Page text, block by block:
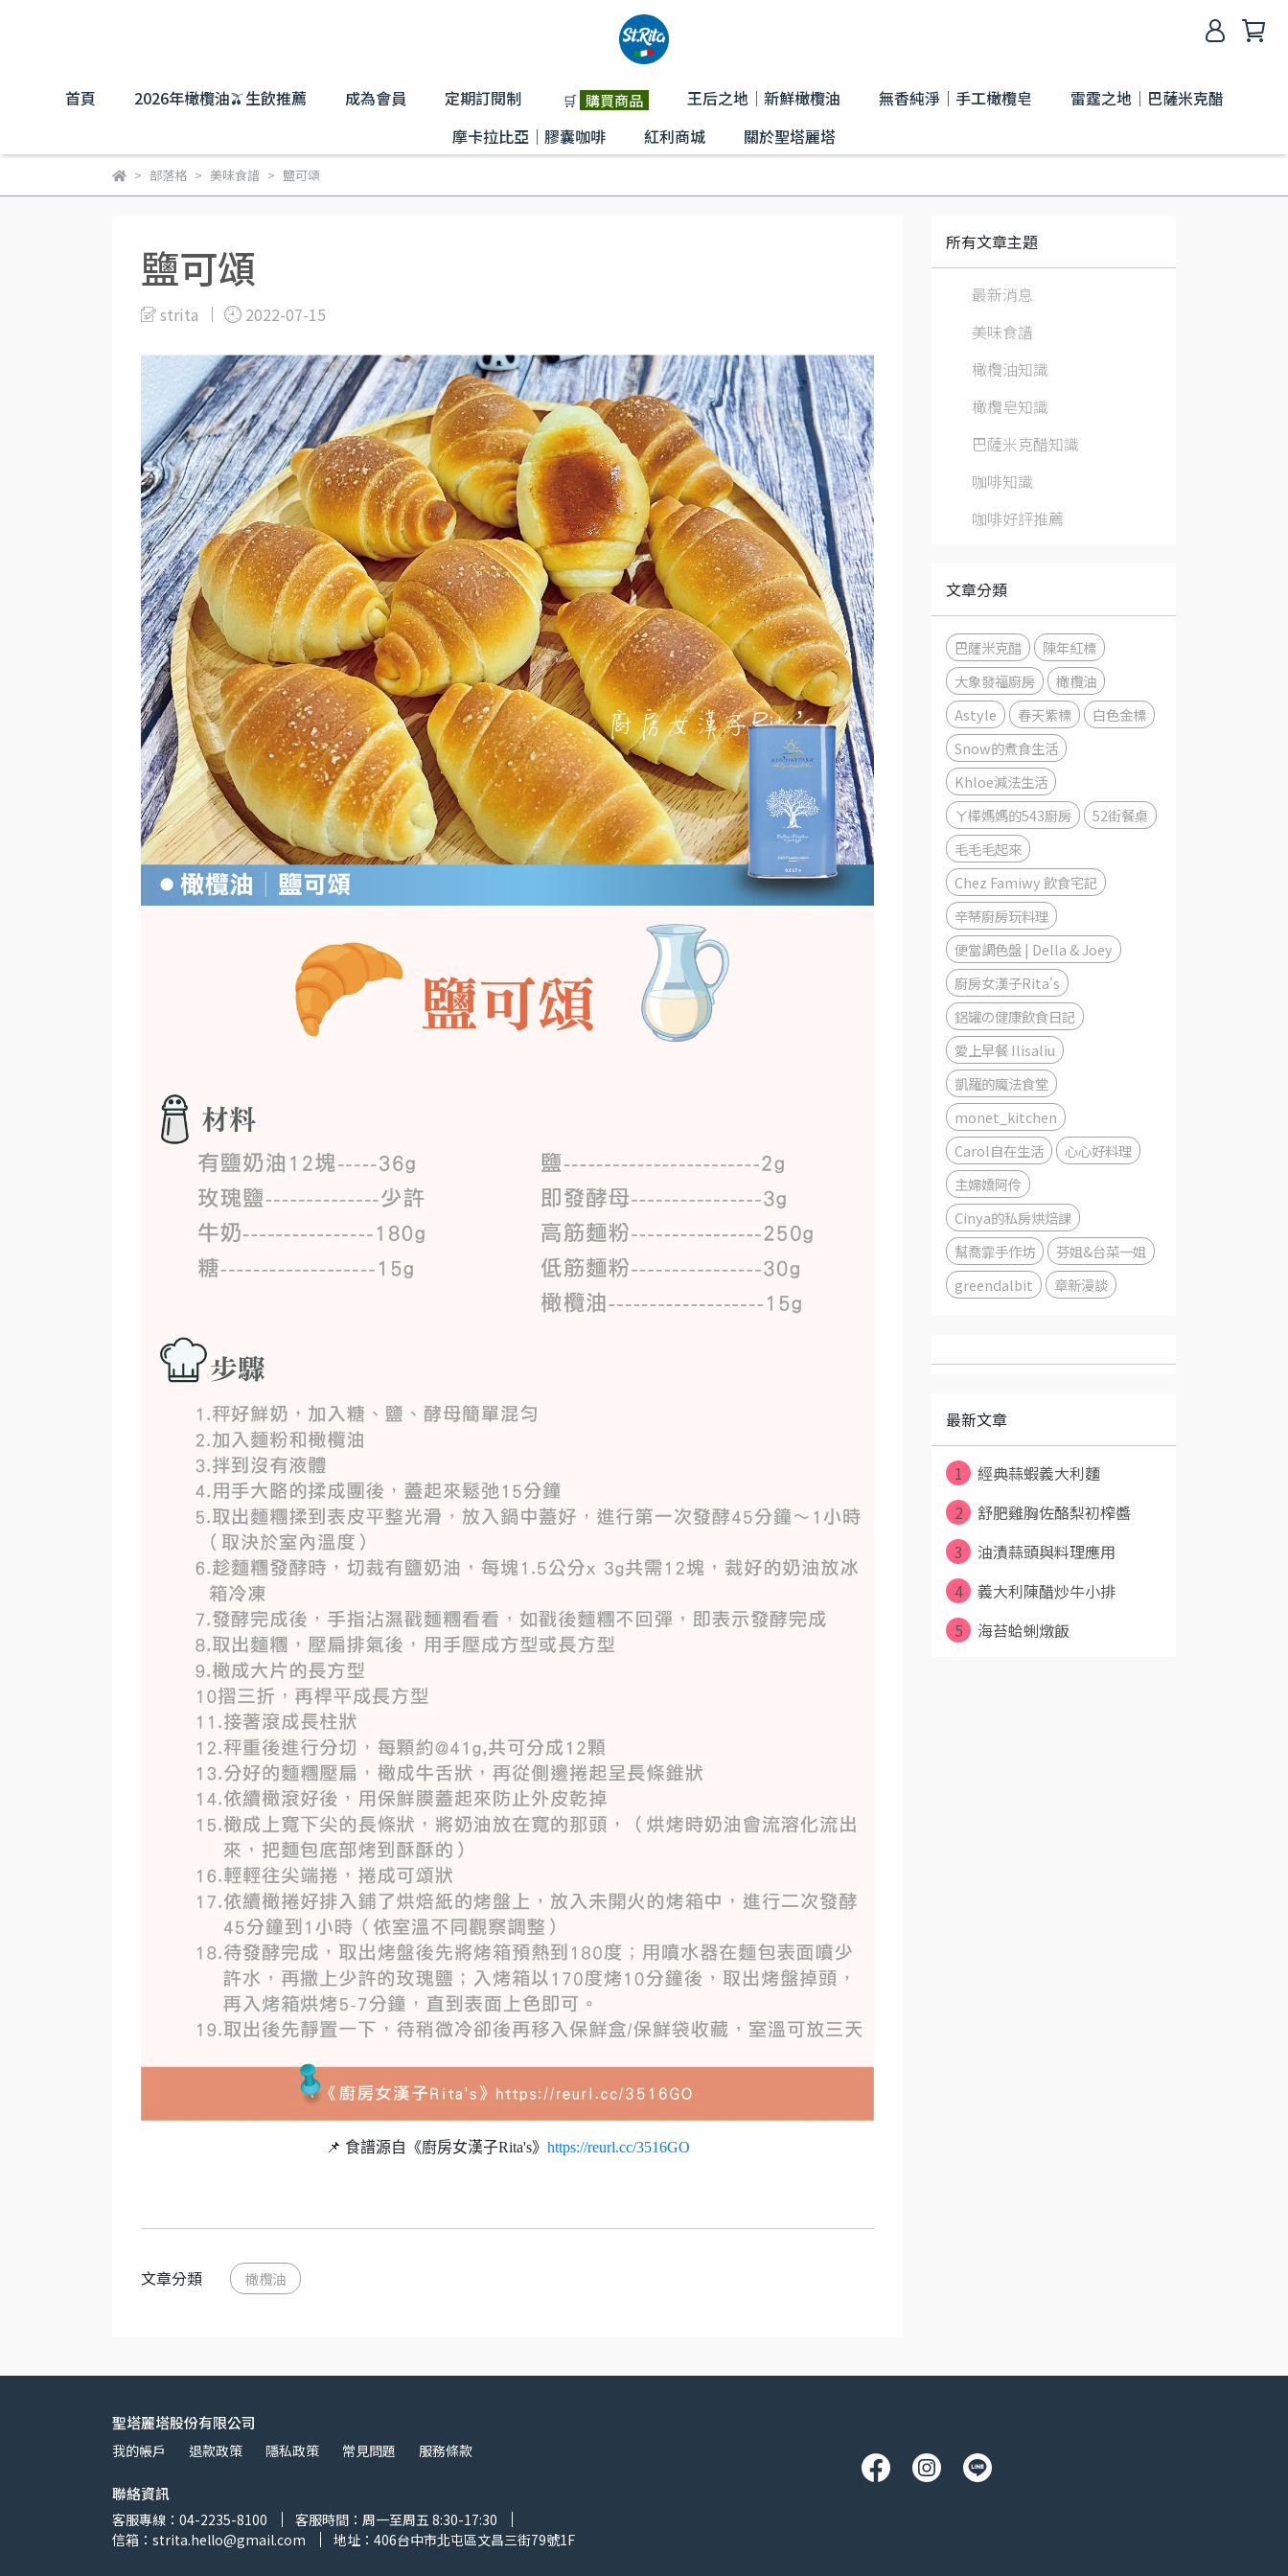
首頁 2026年橄欖油🫒生飲推薦 成為會員 定期訂閱制 🛒 購買商品 王后之地│新鮮橄欖油 無香純淨｜手工橄欖皂
雷霆之地│巴薩米克醋
摩卡拉比亞｜膠囊咖啡
紅利商城 關於聖塔麗塔
部落格 美味食譜 鹽可頌
鹽可頌
strita 2022-07-15
📌 食譜源自《廚房女漢子Rita's》 https://reurl.cc/3516GO
文章分類 橄欖油
所有文章主題
最新消息
美味食譜
橄欖油知識
橄欖皂知識
巴薩米克醋知識
咖啡知識
咖啡好評推薦
文章分類
巴薩米克醋
陳年紅標
大象發福廚房
橄欖油
Astyle
春天紫標
白色金標
Snow的煮食生活
Khloe減法生活
ㄚ樺媽媽的543廚房
52街餐桌
毛毛毛起來
Chez Famiwy 飲食宅記
辛蒂廚房玩料理
便當調色盤 | Della & Joey
廚房女漢子Rita's
鋁罐の健康飲食日記
愛上早餐 Ilisaliu
凱羅的魔法食堂
monet_kitchen
Carol自在生活
心心好料理
主婦嬌阿伶
Cinya的私房烘焙課
幫喬霏手作坊
芬姐&台菜一姐
greendalbit
章新漫談
最新文章
1
經典蒜蝦義大利麵
2
舒肥雞胸佐酪梨初榨醬
3
油漬蒜頭與料理應用
4
義大利陳醋炒牛小排
5
海苔蛤蜊燉飯
聖塔麗塔股份有限公司
我的帳戶 退款政策 隱私政策 常見問題 服務條款
聯絡資訊
客服專線：04-2235-8100
客服時間：周一至周五 8:30-17:30
信箱：strita.hello@gmail.com
地址：406台中市北屯區文昌三街79號1F